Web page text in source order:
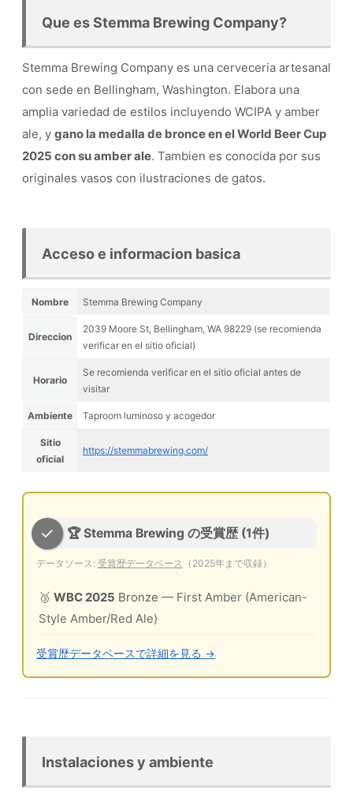
Que es Stemma Brewing Company?
Stemma Brewing Company es una cerveceria artesanal
con sede en Bellingham, Washington. Elabora una
amplia variedad de estilos incluyendo WCIPA y amber
ale, y gano la medalla de bronce en el World Beer Cup
2025 con su amber ale. Tambien es conocida por sus
originales vasos con ilustraciones de gatos.
Acceso e informacion basica
Nombre Stemma Brewing Company
Direccion
2039 Moore St, Bellingham, WA 98229 (se recomienda
verificar en el sitio oficial)
Horario
Se recomienda verificar en el sitio oficial antes de
visitar
Ambiente Taproom luminoso y acogedor
Sitio
oficial
https://stemmabrewing.com/
🏆 Stemma Brewing の受賞歴 (1件)
データソース: 受賞歴データベース （2025年まで収録）
🥉 WBC 2025 Bronze — First Amber (American-
Style Amber/Red Ale)
受賞歴データベースで詳細を見る →
Instalaciones y ambiente